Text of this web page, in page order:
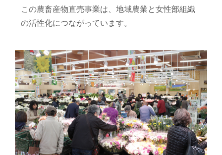
この農畜産物直売事業は、地域農業と女性部組織
の活性化につながっています。